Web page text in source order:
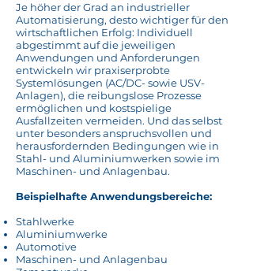
Je höher der Grad an industrieller
Automatisierung, desto wichtiger für den
wirtschaftlichen Erfolg: Individuell
abgestimmt auf die jeweiligen
Anwendungen und Anforderungen
entwickeln wir praxiserprobte
Systemlösungen (AC/DC- sowie USV-
Anlagen), die reibungslose Prozesse
ermöglichen und kostspielige
Ausfallzeiten vermeiden. Und das selbst
unter besonders anspruchsvollen und
herausfordernden Bedingungen wie in
Stahl- und Aluminiumwerken sowie im
Maschinen- und Anlagenbau.
Beispielhafte Anwendungsbereiche:
Stahlwerke
Aluminiumwerke
Automotive
Maschinen- und Anlagenbau